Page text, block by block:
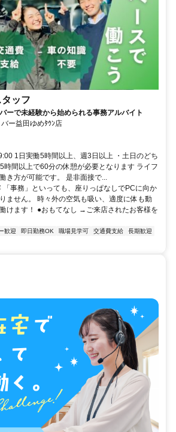
ッフ
ーで未経験から始められる事務アルバイト
ー益田ゆめﾀｳﾝ店
1日実働5時間以上、週3日以上 ・土日のどち
間以上で60分の休憩が必要となります ライフ
き方が可能です。 是非面接で...
「事務」といっても、座りっぱなしでPCに向か
ません。 時々外の空気も吸い、適度に体も動
けます！ ●おもてなし →ご来店されたお客様を
歓迎 即日勤務OK 職場見学可 交通費支給
長期歓迎